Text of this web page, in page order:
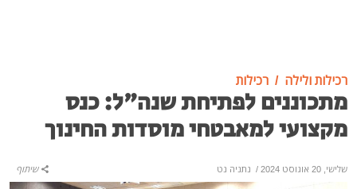
רכילות ולילה רכילות
מתכוננים לפתיחת שנה"ל: כנס
מקצועי למאבטחי מוסדות החינוך
שלישי, 20 אוגוסט 2024 / נתניה נט שיתוף